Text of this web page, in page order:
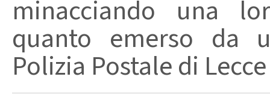
minacciando una
quanto emerso da
Polizia Postale di